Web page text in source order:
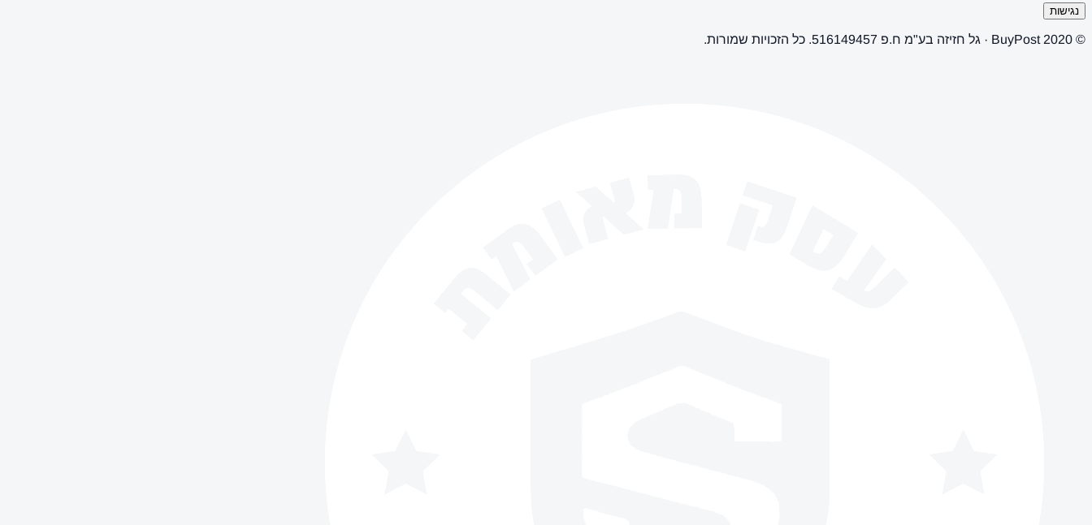
נגישות
© 2020 BuyPost · גל חזיזה בע"מ ח.פ 516149457. כל הזכויות שמורות.